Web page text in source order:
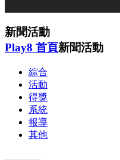
新聞活動
Play8 首頁新聞活動
綜合
活動
得獎
系統
報導
其他